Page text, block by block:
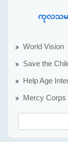
ကုလသမဂ္
World Vision
Save the
Help Age
Mercy Corps